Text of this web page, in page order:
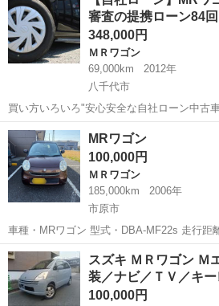
ーをお願いします。 名義変...審査の提携ローン84回
348,000円
ＭＲワゴン
69,000km
2012年
八千代市
買い方いろいろ"安心安全な自社ローン中古
店 ♪ 〇●〇●〇●〇 LINEで簡単☆お問い合わせ☆詳細確認☆ 友達追加
はコチラ↓ https://lin.ee/EzbAgu8 ...
千葉 八千代市 ＭＲワゴン
MRワゴン
100,000円
ＭＲワゴン
185,000km
2006年
市原市
車種・MRワゴン 型式・DBA-MF22s 走行距離・18万5000km 車検・令
和7年6月29日 ※通勤車として利用している
修復歴無・キズ汚れ有 走行距離走ってはい
千葉 市原市 ＭＲワゴン 走行距離
スズキ ＭＲワゴン
装／ナビ／ＴＶ／キ
100,000円